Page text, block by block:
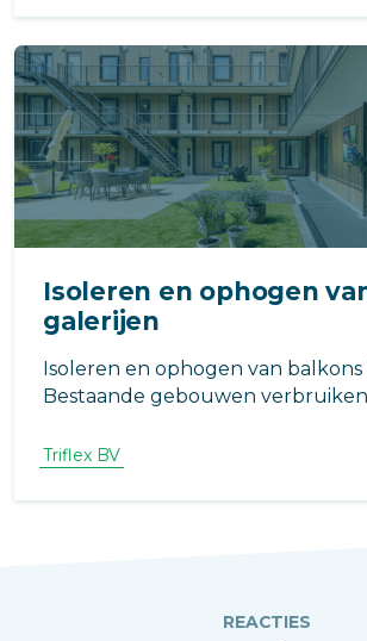
levensduur te verlengen. Een
Triflex!
Isoleren en ophogen
galerijen
Isoleren en ophogen van balkons
Bestaande gebouwen
Wanneer u besluit om over te
duurzame renovatie, valt er op
winst te behalen.
Triflex BV
REACTIES